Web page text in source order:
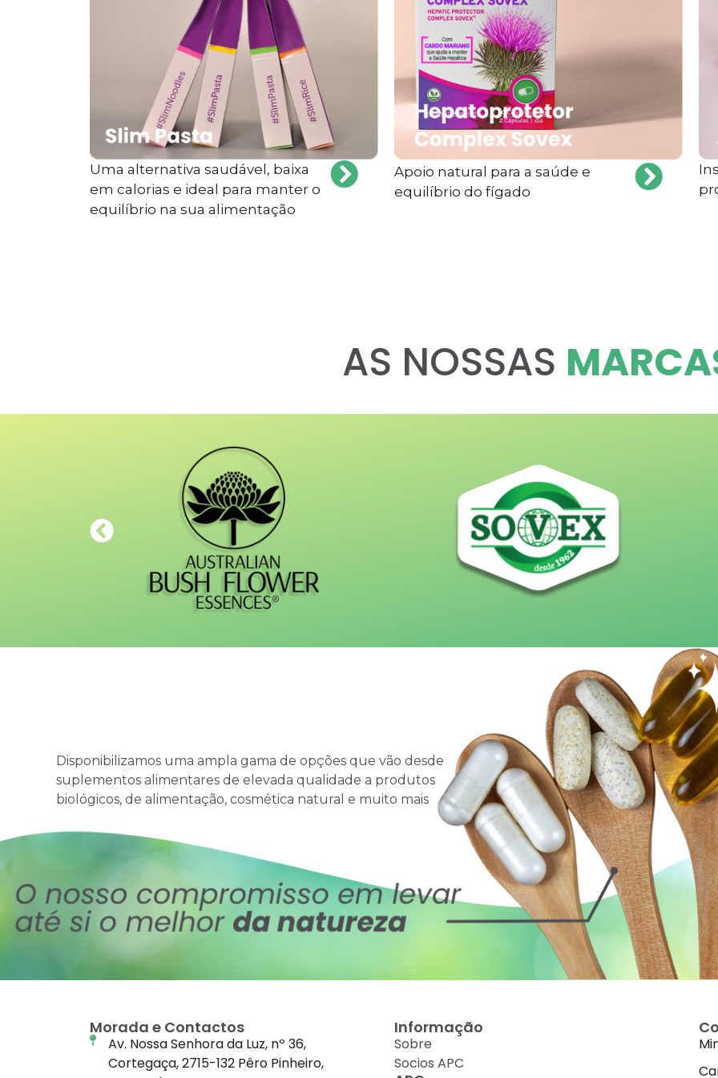
Uma alternativa saudável, baixa
em calorias e ideal para manter o
equilíbrio na sua alimentação
Apoio natural para a saúde e
equilíbrio do fígado
AS NOSSAS
Disponibilizamos uma ampla gama de opções que vão desde
suplementos alimentares de elevada qualidade a produtos
biológicos, de alimentação, cosmética natural e muito mais
Morada e Contactos
Av. Nossa Senhora da Luz, nº 36,
Cortegaça, 2715-132 Pêro Pinheiro,
Informação
Sobre
Socios APC